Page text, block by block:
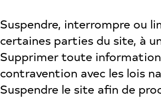
Suspendre, interrompre ou
certaines parties du site, à
Supprimer toute
contravention avec les lois
Suspendre le site afin de